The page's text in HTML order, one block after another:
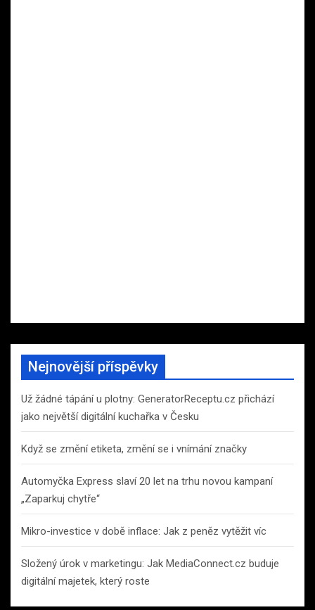
Nejnovější příspěvky
Už žádné tápání u plotny: GeneratorReceptu.cz přichází
jako největší digitální kuchařka v Česku
Když se změní etiketa, změní se i vnímání značky
Automyčka Express slaví 20 let na trhu novou kampaní
„Zaparkuj chytře“
Mikro-investice v době inflace: Jak z peněz vytěžit víc
Složený úrok v marketingu: Jak MediaConnect.cz buduje
digitální majetek, který roste